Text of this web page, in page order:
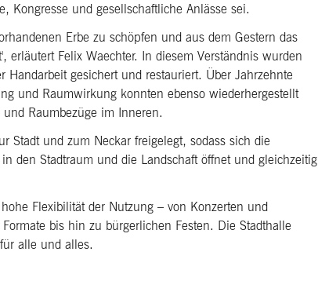
Kongresse und gesellschaftliche Anlässe sei.
Erbe zu schöpfen und aus dem Gestern das
Felix Waechter. In diesem Verständnis wurden
gesichert und restauriert. Über Jahrzehnte
und Raumwirkung konnten ebenso wiederhergestellt
Raumbezüge im Inneren.
Stadt und zum Neckar freigelegt, sodass sich die
den Stadtraum und die Landschaft öffnet und gleichzeitig
Flexibilität der Nutzung – von Konzerten und
bis hin zu bürgerlichen Festen. Die Stadthalle
alle und alles.